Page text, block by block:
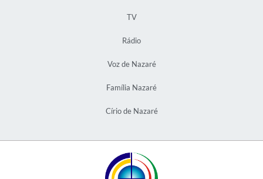
TV
Rádio
Voz de Nazaré
Família Nazaré
Círio de Nazaré